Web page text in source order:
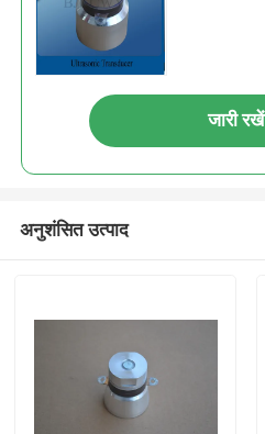
जारी रखें
अनुशंसित उत्पाद